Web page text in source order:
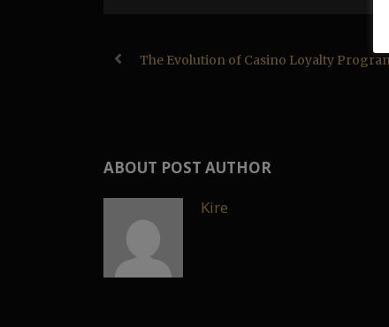
The Evolution of Casino Loyalty
ABOUT POST AUTHOR
Kire